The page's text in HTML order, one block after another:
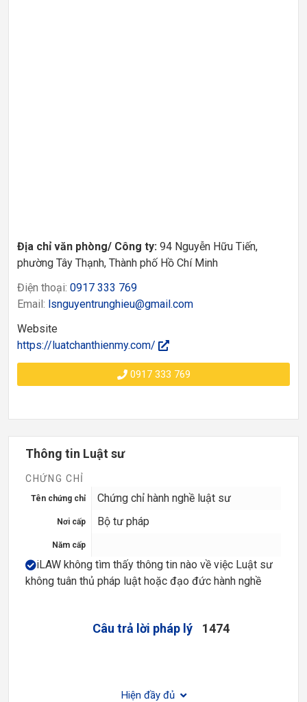
Địa chỉ văn phòng/ Công ty: 94 Nguyễn Hữu Tiến,
phường Tây Thạnh, Thành phố Hồ Chí Minh
Điện thoại: 0917 333 769
Email: lsnguyentrunghieu@gmail.com
Website
https://luatchanthienmy.com/
0917 333 769
Thông tin Luật sư
CHỨNG CHỈ
Tên chứng chỉ
Nơi cấp
Năm cấp
Chứng chỉ hành nghề luật sư
Bộ tư pháp
iLAW không tìm thấy thông tin nào về việc Luật sư
không tuân thủ pháp luật hoặc đạo đức hành nghề
Câu trả lời pháp lý 1474
Hiện đầy đủ